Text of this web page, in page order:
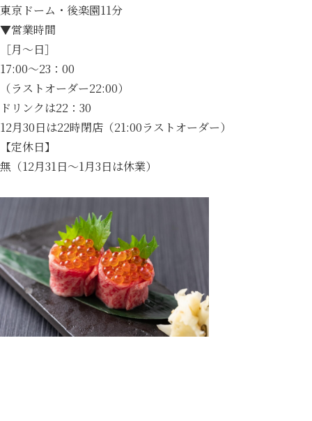
東京ドーム・後楽園11分
▼営業時間
［月～日］
17:00～23：00
（ラストオーダー22:00）
ドリンクは22：30
12月30日は22時閉店（21:00ラストオーダー）
【定休日】
無（12月31日～1月3日は休業）